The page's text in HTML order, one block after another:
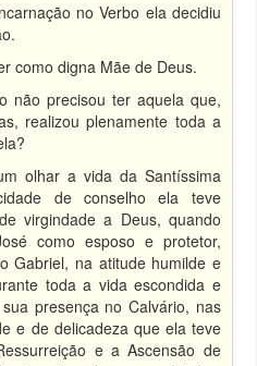
no Verbo ela decidiu
como digna Mãe de Deus.
não precisou ter aquela que,
realizou plenamente toda a
olhar a vida da Santíssima
de conselho ela teve
virgindade a Deus, quando
como esposo e protetor,
Gabriel, na atitude humilde e
toda a vida escondida e
presença no Calvário, nas
e de delicadeza que ela teve
e a Ascensão de